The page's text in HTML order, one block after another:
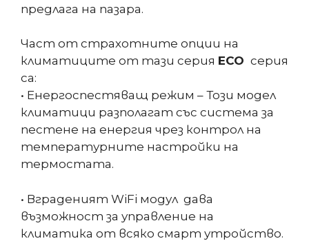
предлага на пазара.
Част от страхотните опции на
климатиците от тази серия ECO серия
са:
• Енергоспестяващ режим – Този модел
климатици разполагат със система за
пестене на енергия чрез контрол на
температурните настройки на
термостата.
• Вграденият WiFi модул дава
възможност за управление на
климатика от всяко смарт утройство.